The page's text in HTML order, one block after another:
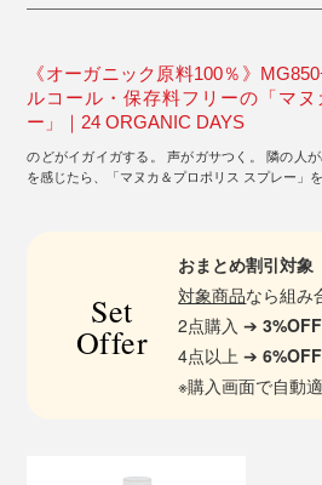
《オーガニック原料100％》
ルコール・保存料フリーの「マ
ー」｜24 ORGANIC DAYS
のどがイガイガする。 声がガサつく。 隣の人
を感じたら、「マヌカ＆プロポリス スプレー」
Set
Offer
おまとめ割引対象
対象商品なら組み
2点購入 ➔3%OFF
4点以上 ➔6%OFF
※購入画面で自動